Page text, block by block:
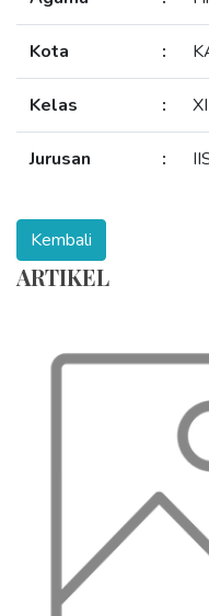
Kota :
Kelas :
Jurusan :
ARTIKEL